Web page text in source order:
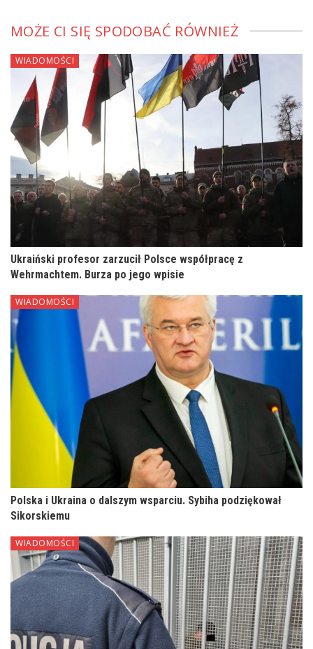
MOŻE CI SIĘ SPODOBAĆ RÓWNIEŻ
WIADOMOŚCI
Ukraiński profesor zarzucił Polsce współpracę z
Wehrmachtem. Burza po jego wpisie
WIADOMOŚCI
Polska i Ukraina o dalszym wsparciu. Sybiha podziękował
Sikorskiemu
WIADOMOŚCI